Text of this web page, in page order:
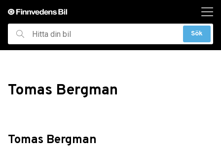
huvudinnehållet
Hitta
din
Sök
Tomas Bergman
Tomas Bergman